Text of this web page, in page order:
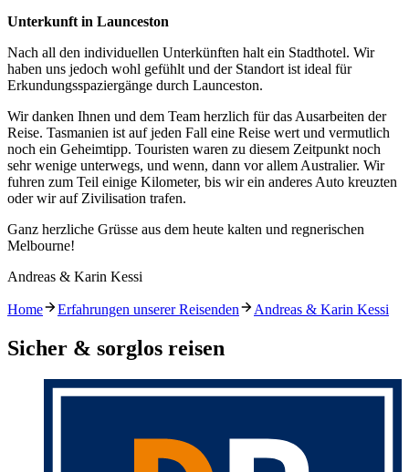
Unterkunft in Launceston
Nach all den individuellen Unterkünften halt ein Stadthotel. Wir
haben uns jedoch wohl gefühlt und der Standort ist ideal für
Erkundungsspaziergänge durch Launceston.
Wir danken Ihnen und dem Team herzlich für das Ausarbeiten der
Reise. Tasmanien ist auf jeden Fall eine Reise wert und vermutlich
noch ein Geheimtipp. Touristen waren zu diesem Zeitpunkt noch
sehr wenige unterwegs, und wenn, dann vor allem Australier. Wir
fuhren zum Teil einige Kilometer, bis wir ein anderes Auto kreuzten
oder wir auf Zivilisation trafen.
Ganz herzliche Grüsse aus dem heute kalten und regnerischen
Melbourne!
Andreas & Karin Kessi
Home Erfahrungen unserer Reisenden Andreas & Karin Kessi
Sicher & sorglos reisen